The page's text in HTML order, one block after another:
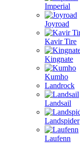
Imperial
Joyroad
Kavir Tire
Kingnate
Kumho
Landrock
Landsail
Landspider
Laufenn